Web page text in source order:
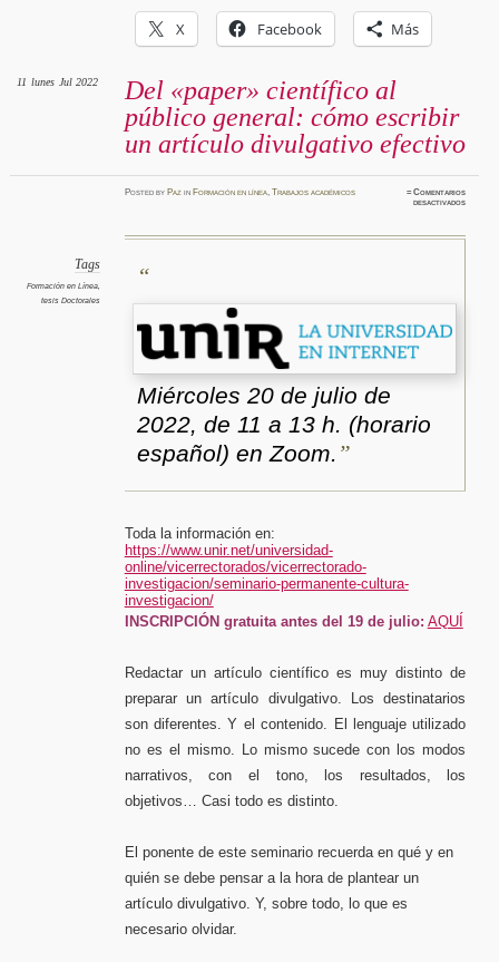
X Facebook Más
Del «paper» científico al
público general: cómo escribir
un artículo divulgativo efectivo
11 lunes Jul 2022
Postedby Paz in Formación en línea,Trabajos académicos ≈Comentarios
desactivadosen
al
Tags
Formación en Línea,
tesis Doctorales
Miércoles 20 de julio de
2022, de 11 a 13 h. (horario
español) en Zoom.
Toda la información en:
https://www.unir.net/universidad-
online/vicerrectorados/vicerrectorado-
investigacion/seminario-permanente-cultura-
investigacion/
INSCRIPCIÓN gratuita antes del 19 de julio: AQUÍ
Redactar un artículo científico es muy distinto de
preparar un artículo divulgativo. Los destinatarios
son diferentes. Y el contenido. El lenguaje utilizado
no es el mismo. Lo mismo sucede con los modos
narrativos, con el tono, los resultados, los
objetivos… Casi todo es distinto.
El ponente de este seminario recuerda en qué y en
quién se debe pensar a la hora de plantear un
artículo divulgativo. Y, sobre todo, lo que es
necesario olvidar.